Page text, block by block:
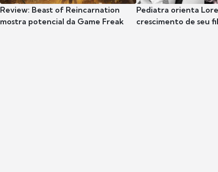
Review: Beast of Reincarnation
mostra potencial da Game Freak
Pediatra orienta
crescimento de seu